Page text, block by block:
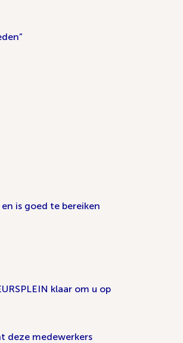
is goed te bereiken
klaar om u op
deze medewerkers